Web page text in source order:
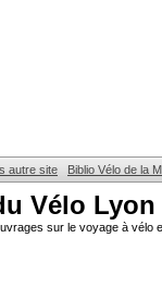
autre site Biblio Vélo de la
Vélo Lyon
sur le voyage à